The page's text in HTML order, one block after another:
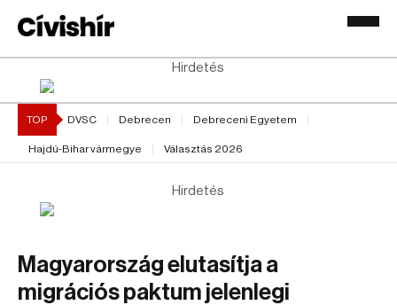
Hirdetés
TOP DVSC Debrecen Debreceni Egyetem
Hajdú-Bihar vármegye Választás 2026
Hirdetés
Magyarország elutasítja a
migrációs paktum jelenlegi